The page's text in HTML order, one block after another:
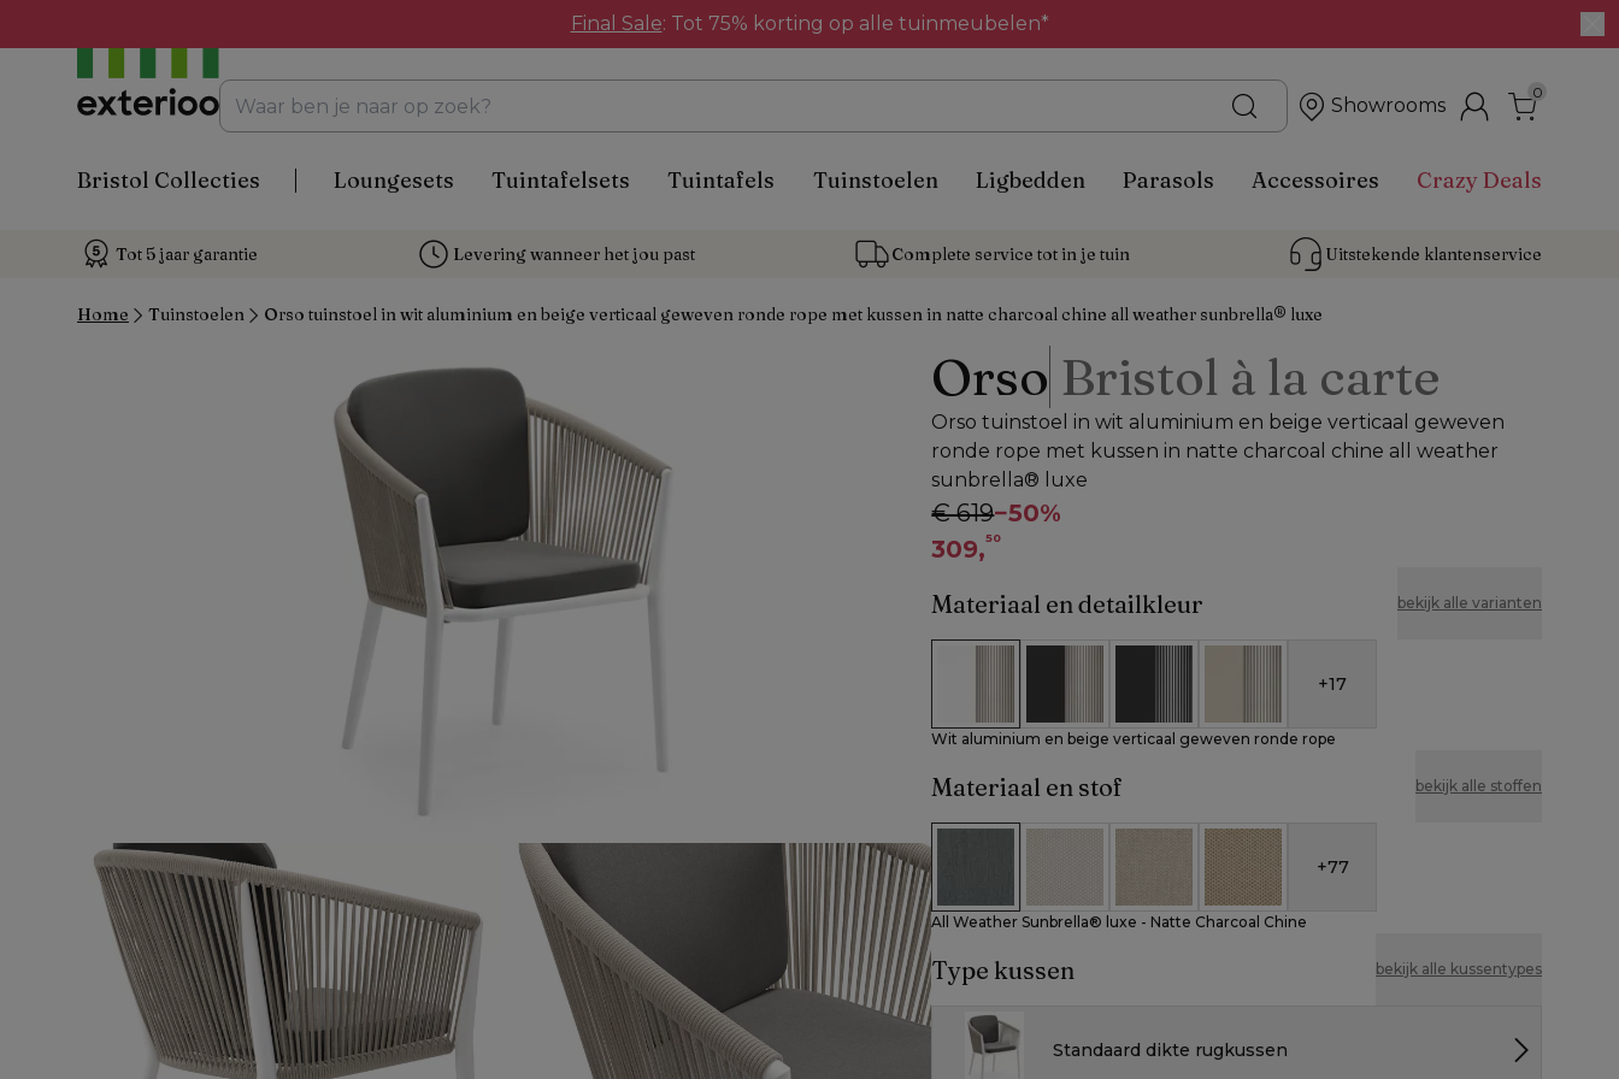
Final Sale: Tot 75% korting op alle tuinmeubelen*
Showrooms
0
Bristol Collecties Loungesets Tuintafelsets Tuintafels Tuinstoelen Ligbedden Parasols Accessoires Crazy Deals
Tot 5 jaar garantie Levering wanneer het jou past Complete service tot in je tuin Uitstekende klantenservice
Home Tuinstoelen Orso tuinstoel in wit aluminium en beige verticaal geweven ronde rope met kussen in natte charcoal chine all weather sunbrella® luxe
Orso Bristol à la carte
Orso tuinstoel in wit aluminium en beige verticaal geweven
ronde rope met kussen in natte charcoal chine all weather
sunbrella® luxe
€ 619−50%
309,50
Materiaal en detailkleur bekijk alle varianten
Wit aluminium en beige verticaal geweven ronde rope
Zwart aluminium en beige verticaal geweven ronde rope
Zwart aluminium en zwart verticaal geweven
Beige aluminium en beige verticaal
+17
Wit aluminium en beige verticaal geweven ronde rope
Materiaal en stof bekijk alle stoffen
All Weather Sunbrella® luxe - Natte Charcoal Chine
All Weather Cosytica - Althea Off White
All Weather Cosytica - Althea Chalk
All Weather Cosytica - Althea Camel
+77
All Weather Sunbrella® luxe - Natte Charcoal Chine
Type kussen bekijk alle kussentypes
Standaard dikte rugkussen